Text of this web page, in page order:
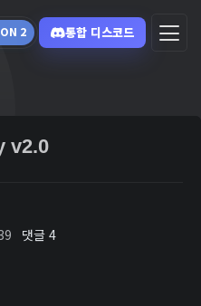
2 통합 디스코드
v2.0
댓글 4